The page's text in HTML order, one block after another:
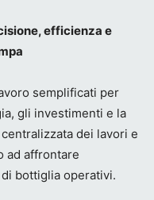
efficienza e
semplificati per
gli investimenti e la
dei lavori e
ad affrontare
bottiglia operativi.